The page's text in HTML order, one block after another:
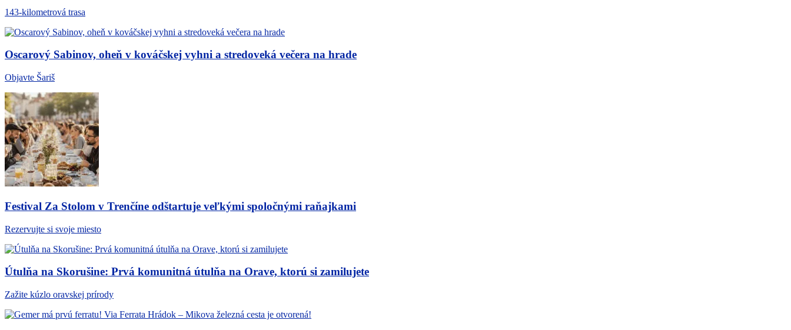
143-kilometrová trasa
Oscarový Sabinov, oheň v kováčskej vyhni a stredoveká večera na hrade
Objavte Šariš
Festival Za Stolom v Trenčíne odštartuje veľkými spoločnými raňajkami
Rezervujte si svoje miesto
Útulňa na Skorušine: Prvá komunitná útulňa na Orave, ktorú si zamilujete
Zažite kúzlo oravskej prírody